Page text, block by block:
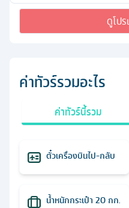
ดูโป
ค่าทัวร์รวมอะไร
ค่าทัวร์นี้รวม
ตั๋วเครื่องบินไป-กลับ
น้ำหนักกระเป๋า 20 กก.